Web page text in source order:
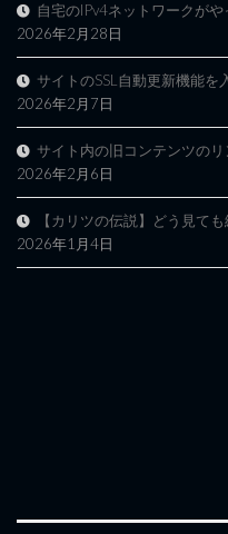
自宅のIPv4ネットワークが
2026年2月28日
サイトのSSL自動更新機能を
2026年2月7日
サイト内の旧コンテンツの
2026年2月6日
【カリツの伝説】どう見て
2026年1月4日